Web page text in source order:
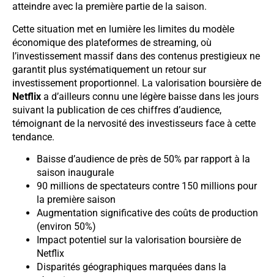
atteindre avec la première partie de la saison.
Cette situation met en lumière les limites du modèle
économique des plateformes de streaming, où
l’investissement massif dans des contenus prestigieux ne
garantit plus systématiquement un retour sur
investissement proportionnel. La valorisation boursière de
Netflix a d’ailleurs connu une légère baisse dans les jours
suivant la publication de ces chiffres d’audience,
témoignant de la nervosité des investisseurs face à cette
tendance.
Baisse d’audience de près de 50% par rapport à la
saison inaugurale
90 millions de spectateurs contre 150 millions pour
la première saison
Augmentation significative des coûts de production
(environ 50%)
Impact potentiel sur la valorisation boursière de
Netflix
Disparités géographiques marquées dans la